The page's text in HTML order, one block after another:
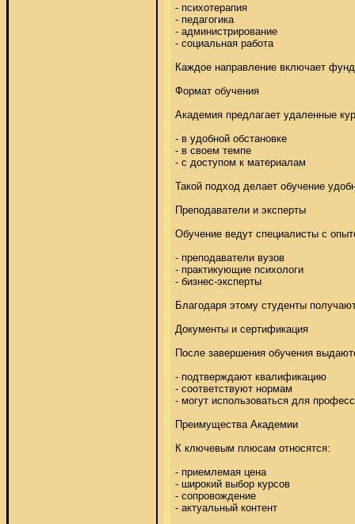
- психотерапия
- педагогика
- администрирование
- социальная работа
Каждое направление включает
Формат обучения
Академия предлагает удаленные
- в удобной обстановке
- в своем темпе
- с доступом к материалам
Такой подход делает обучение
Преподаватели и эксперты
Обучение ведут специалисты с
- преподаватели вузов
- практикующие психологи
- бизнес-эксперты
Благодаря этому студенты
Документы и сертификация
После завершения обучения
- подтверждают квалификацию
- соответствуют нормам
- могут использоваться для
Преимущества Академии
К ключевым плюсам относятся:
- приемлемая цена
- широкий выбор курсов
- сопровождение
- актуальный контент